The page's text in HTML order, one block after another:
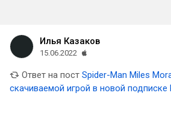
Илья Казаков
15.06.2022
Ответ на пост Spider-Man Miles
скачиваемой игрой в новой подписке